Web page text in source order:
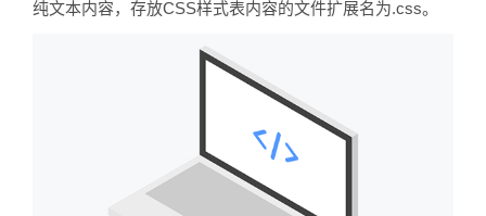
纯文本内容，存放CSS样式表内容的文件扩展名为.css。